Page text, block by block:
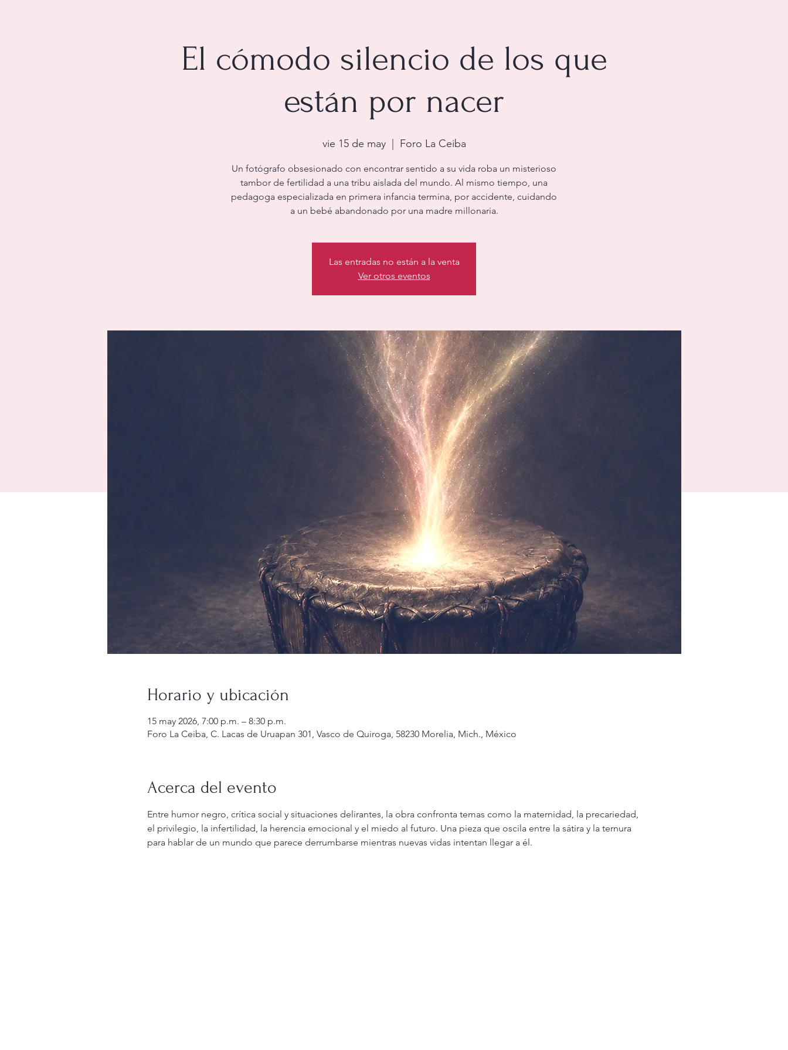
El cómodo silencio de los que
están por nacer
vie 15 de may
  |
Foro La Ceiba
Un fotógrafo obsesionado con encontrar sentido a su vida roba un misterioso
tambor de fertilidad a una tribu aislada del mundo. Al mismo tiempo, una
pedagoga especializada en primera infancia termina, por accidente, cuidando
a un bebé abandonado por una madre millonaria.
Las entradas no están a la venta
Ver otros eventos
Horario y ubicación
15 may 2026, 7:00 p.m. – 8:30 p.m.
Foro La Ceiba, C. Lacas de Uruapan 301, Vasco de Quiroga, 58230 Morelia, Mich., México
Acerca del evento
Entre humor negro, crítica social y situaciones delirantes, la obra confronta temas como la maternidad, la precariedad,
el privilegio, la infertilidad, la herencia emocional y el miedo al futuro. Una pieza que oscila entre la sátira y la ternura
para hablar de un mundo que parece derrumbarse mientras nuevas vidas intentan llegar a él.